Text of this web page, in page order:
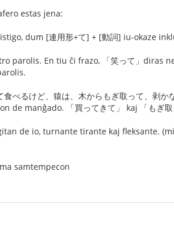
estas jena:
dum [連用形+て] + [動詞] iu-okaze
parolis. En tiu ĉi frazo, 「笑って」
食べるけど、猿は、木からもぎ取って、剥
de manĝado. 「買ってきて」 kaj 「もぎ
de io, turnante tirante kaj fleksante. (mi
samtempecon